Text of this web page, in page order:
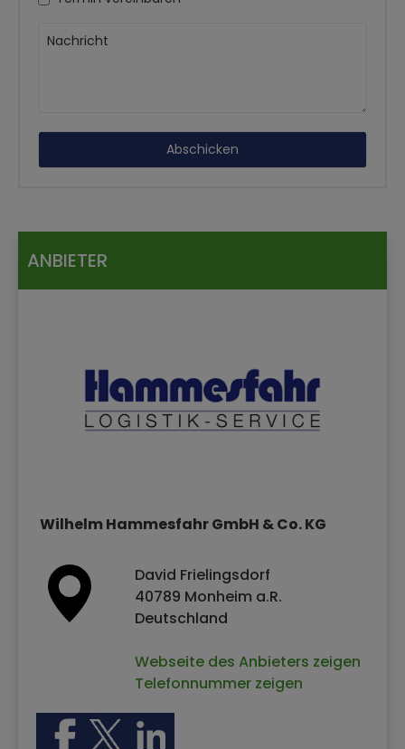
ANBIETER
Wilhelm Hammesfahr GmbH & Co. KG
David Frielingsdorf
40789 Monheim a.R.
Deutschland
Webseite des Anbieters zeigen
Telefonnummer zeigen